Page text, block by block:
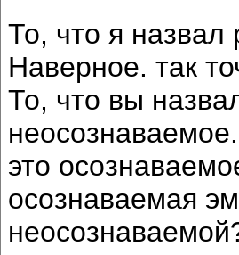
То, что я
Наверное. так
То, что вы
это
осознаваемая